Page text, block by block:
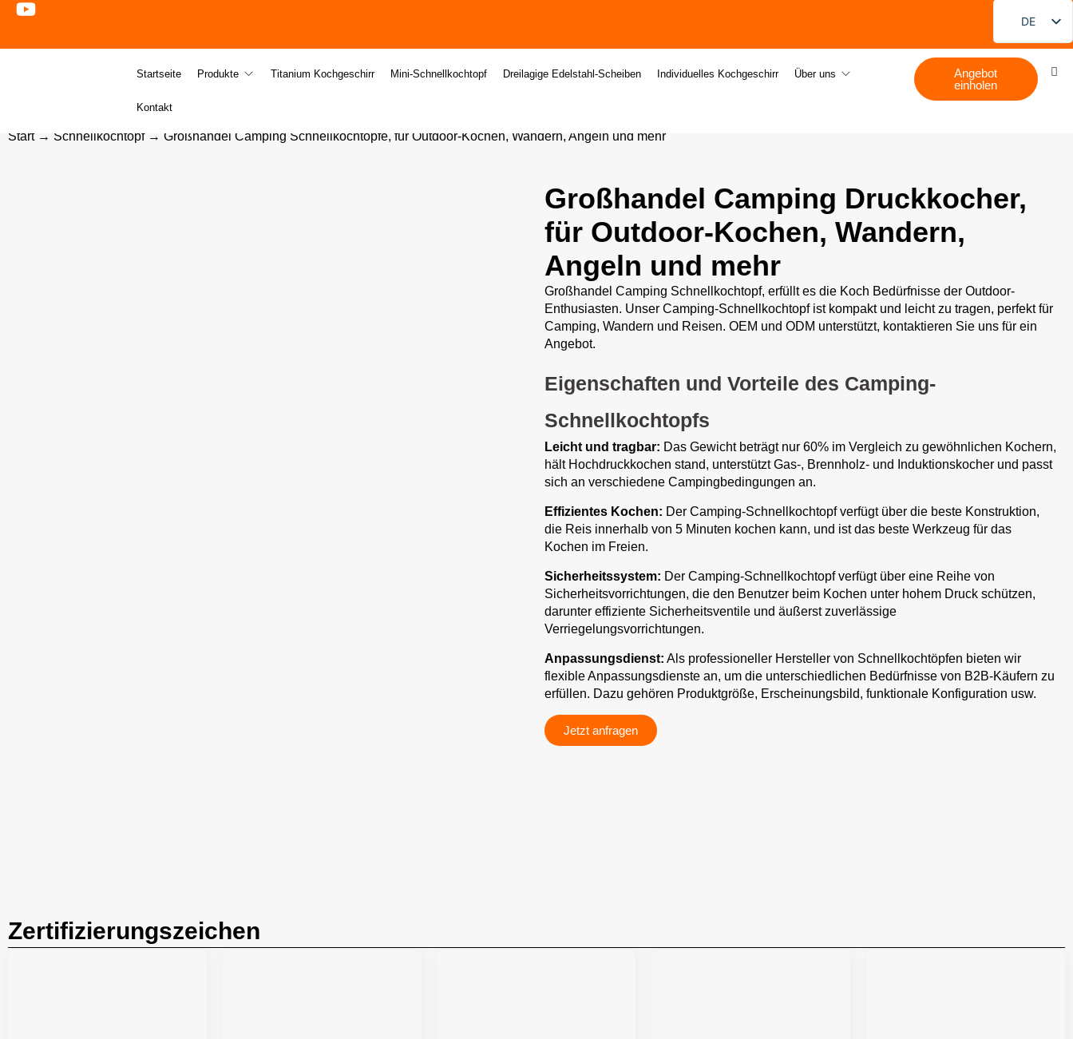
DE
EN
PT
KO
Startseite Produkte Titanium Kochgeschirr Mini-Schnellkochtopf Dreilagige Edelstahl-Scheiben Individuelles Kochgeschirr Über uns
Kontakt
Angebot
einholen
Start→ Schnellkochtopf→ Großhandel Camping Schnellkochtöpfe, für Outdoor-Kochen, Wandern, Angeln und mehr
Großhandel Camping Druckkocher,
für Outdoor-Kochen, Wandern,
Angeln und mehr
Großhandel Camping Schnellkochtopf, erfüllt es die Koch Bedürfnisse der Outdoor-
Enthusiasten. Unser Camping-Schnellkochtopf ist kompakt und leicht zu tragen, perfekt für
Camping, Wandern und Reisen. OEM und ODM unterstützt, kontaktieren Sie uns für ein
Angebot.
Eigenschaften und Vorteile des Camping-
Schnellkochtopfs
Leicht und tragbar: Das Gewicht beträgt nur 60% im Vergleich zu gewöhnlichen Kochern,
hält Hochdruckkochen stand, unterstützt Gas-, Brennholz- und Induktionskocher und passt
sich an verschiedene Campingbedingungen an.
Effizientes Kochen: Der Camping-Schnellkochtopf verfügt über die beste Konstruktion,
die Reis innerhalb von 5 Minuten kochen kann, und ist das beste Werkzeug für das
Kochen im Freien.
Sicherheitssystem: Der Camping-Schnellkochtopf verfügt über eine Reihe von
Sicherheitsvorrichtungen, die den Benutzer beim Kochen unter hohem Druck schützen,
darunter effiziente Sicherheitsventile und äußerst zuverlässige
Verriegelungsvorrichtungen.
Anpassungsdienst: Als professioneller Hersteller von Schnellkochtöpfen bieten wir
flexible Anpassungsdienste an, um die unterschiedlichen Bedürfnisse von B2B-Käufern zu
erfüllen. Dazu gehören Produktgröße, Erscheinungsbild, funktionale Konfiguration usw.
Jetzt anfragen
Zertifizierungszeichen